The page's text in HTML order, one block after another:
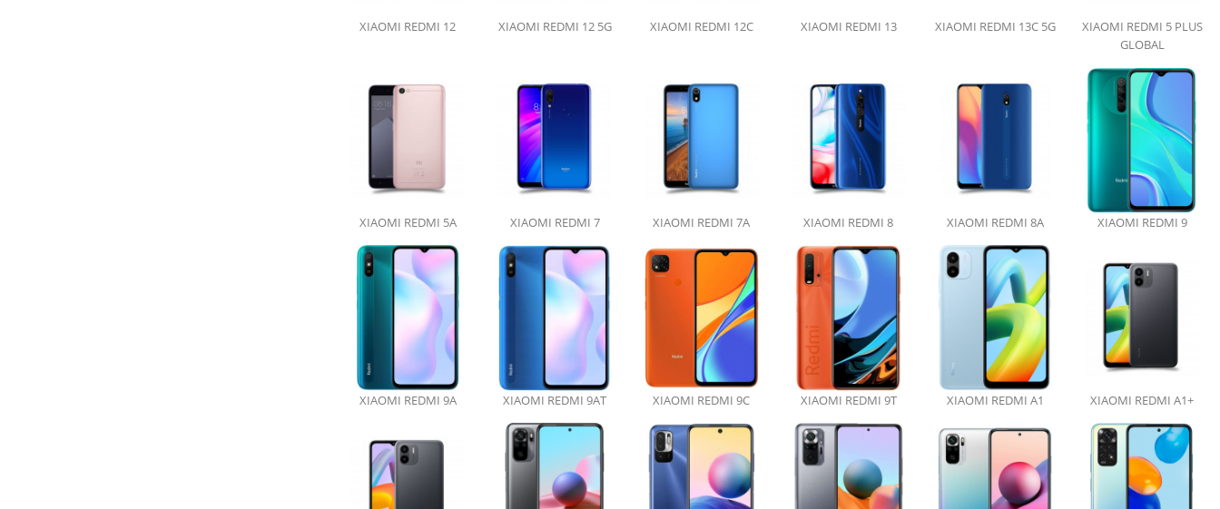
XIAOMI REDMI 12 XIAOMI REDMI 12 5G XIAOMI REDMI 12C XIAOMI REDMI 13 XIAOMI REDMI 13C 5G
XIAOMI REDMI 5 PLUS
GLOBAL
XIAOMI REDMI 5A XIAOMI REDMI 7 XIAOMI REDMI 7A XIAOMI REDMI 8 XIAOMI REDMI 8A XIAOMI REDMI 9
XIAOMI REDMI 9A XIAOMI REDMI 9AT XIAOMI REDMI 9C XIAOMI REDMI 9T XIAOMI REDMI A1 XIAOMI REDMI A1+